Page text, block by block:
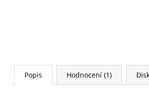
Popis Hodnocení (1)